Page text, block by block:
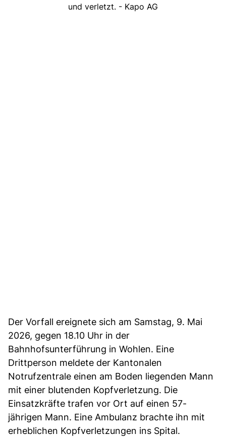
und verletzt. - Kapo AG
Der Vorfall ereignete sich am Samstag, 9. Mai
2026, gegen 18.10 Uhr in der
Bahnhofsunterführung in Wohlen. Eine
Drittperson meldete der Kantonalen
Notrufzentrale einen am Boden liegenden Mann
mit einer blutenden Kopfverletzung. Die
Einsatzkräfte trafen vor Ort auf einen 57-
jährigen Mann. Eine Ambulanz brachte ihn mit
erheblichen Kopfverletzungen ins Spital.